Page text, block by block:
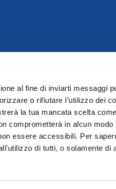
al fine di inviarti messaggi
o rifiutare l’utilizzo dei
la tua mancata scelta
comprometterà in alcun
essere accessibili. Per
di tutti, o solamente di
432981